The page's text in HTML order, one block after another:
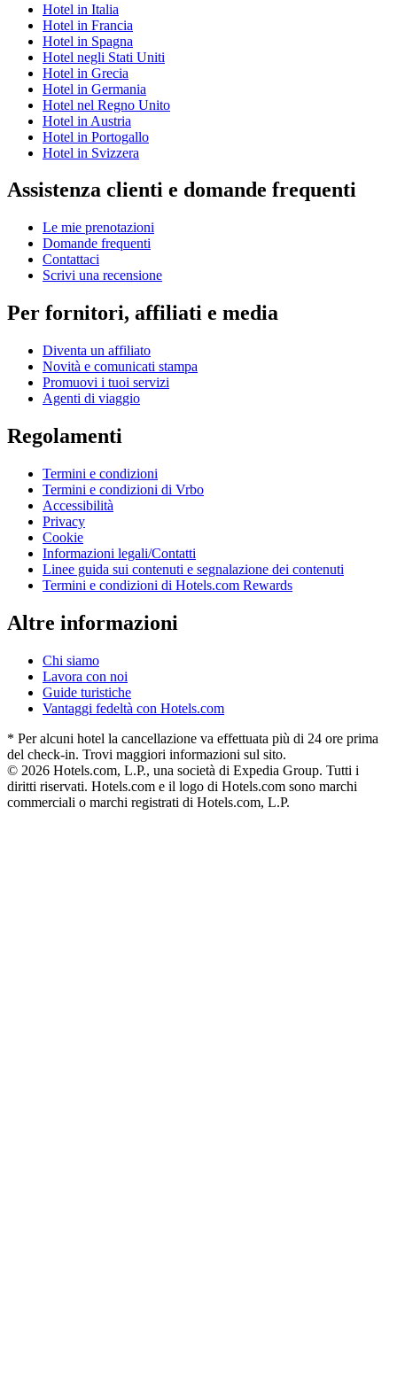
Hotel in Italia
Hotel in Francia
Hotel in Spagna
Hotel negli Stati Uniti
Hotel in Grecia
Hotel in Germania
Hotel nel Regno Unito
Hotel in Austria
Hotel in Portogallo
Hotel in Svizzera
Assistenza clienti e domande frequenti
Le mie prenotazioni
Domande frequenti
Contattaci
Scrivi una recensione
Per fornitori, affiliati e media
Diventa un affiliato
Novità e comunicati stampa
Promuovi i tuoi servizi
Agenti di viaggio
Regolamenti
Termini e condizioni
Termini e condizioni di Vrbo
Accessibilità
Privacy
Cookie
Informazioni legali/Contatti
Linee guida sui contenuti e segnalazione dei contenuti
Termini e condizioni di Hotels.com Rewards
Altre informazioni
Chi siamo
Lavora con noi
Guide turistiche
Vantaggi fedeltà con Hotels.com
* Per alcuni hotel la cancellazione va effettuata più di 24 ore prima
del check-in. Trovi maggiori informazioni sul sito.
© 2026 Hotels.com, L.P., una società di Expedia Group. Tutti i
diritti riservati. Hotels.com e il logo di Hotels.com sono marchi
commerciali o marchi registrati di Hotels.com, L.P.